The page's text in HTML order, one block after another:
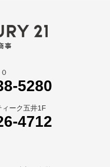
5280
ーク五井1F
4712